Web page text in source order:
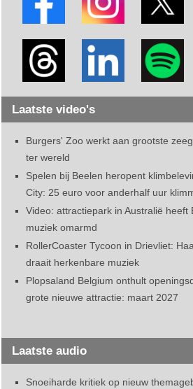
Laatste video's
Burgers' Zoo werkt aan grootste
ter wereld
Spelen bij Beelen heropent
City: 25 euro voor anderhalf uur
Video: attractiepark in Australië heeft
muziek omarmd
RollerCoaster Tycoon in Drievliet:
draait herkenbare muziek
Plopsaland Belgium onthult
grote nieuwe attractie: maart 2027
Laatste audio
Snoeiharde kritiek op nieuw